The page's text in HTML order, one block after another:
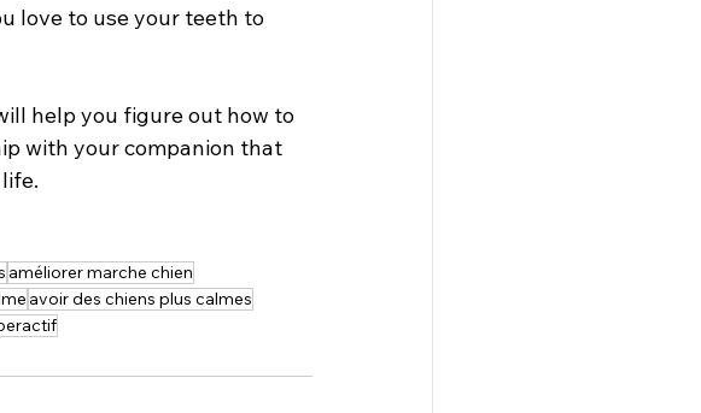
love to use your teeth to
help you figure out how to
with your companion that
améliorer marche chien
avoir des chiens plus calmes